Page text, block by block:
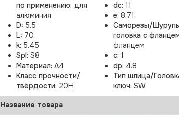
по применению: для
алюминия
D: 5.5
L: 70
k: 5.45
Spl: S8
Материал: A4
Класс прочности/
твёрдости: 20H
dc: 11
e: 8.71
Саморезы/
головка с
фланцем
c: 1
dp: 4.8
Тип шлица/
ключ: SW
Название товара